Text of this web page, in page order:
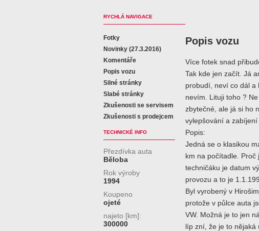
RYCHLÁ NAVIGACE
Fotky
Novinky (27.3.2016)
Komentáře
Popis vozu
Silné stránky
Slabé stránky
Zkušenosti se servisem
Zkušenosti s prodejcem
TECHNICKÉ INFO
Přezdívka auta
Běloba
Rok výroby
1994
Koupeno
ojeté
najeto [km]:
300000
Popis vozu
Více fotek snad
Tak kde jen začít. Já
probudí, neví co dál a
nevím. Lituji toho ?
zbytečné, ale já si ho
vylepšování a zabíjení
Popis:
Jedná se o klasikou
km na počítadle.
techničáku je datum
provozu a to je
Byl vyrobený v
protože v půlce auta
VW. Možná je to jen
líp zní, že je to